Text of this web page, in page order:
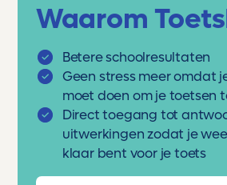
Waarom
Betere schoolresultaten
Geen stress meer omdat
moet doen om je toetsen
Direct toegang tot
uitwerkingen zodat je
klaar bent voor je toets